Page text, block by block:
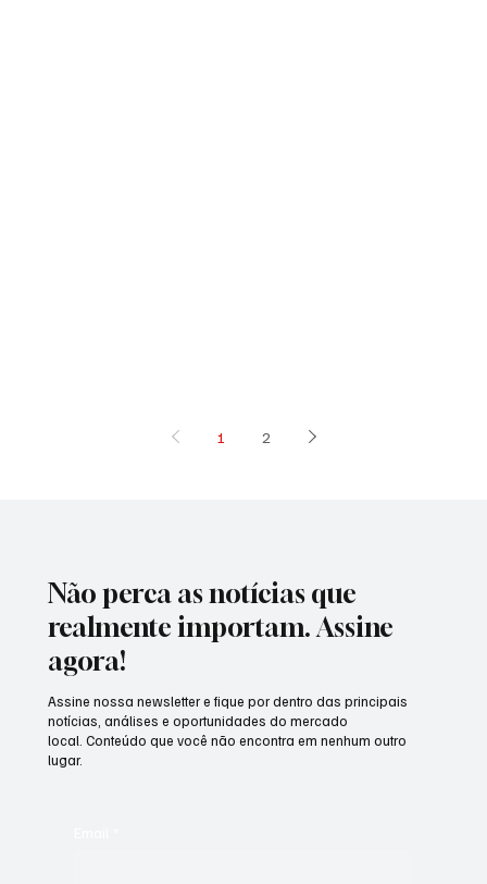
1 2
Não perca as notícias que
realmente importam. Assine
agora!
Assine nossa newsletter e fique por dentro das principais
notícias, análises e oportunidades do mercado
local. Conteúdo que você não encontra em nenhum outro
lugar.